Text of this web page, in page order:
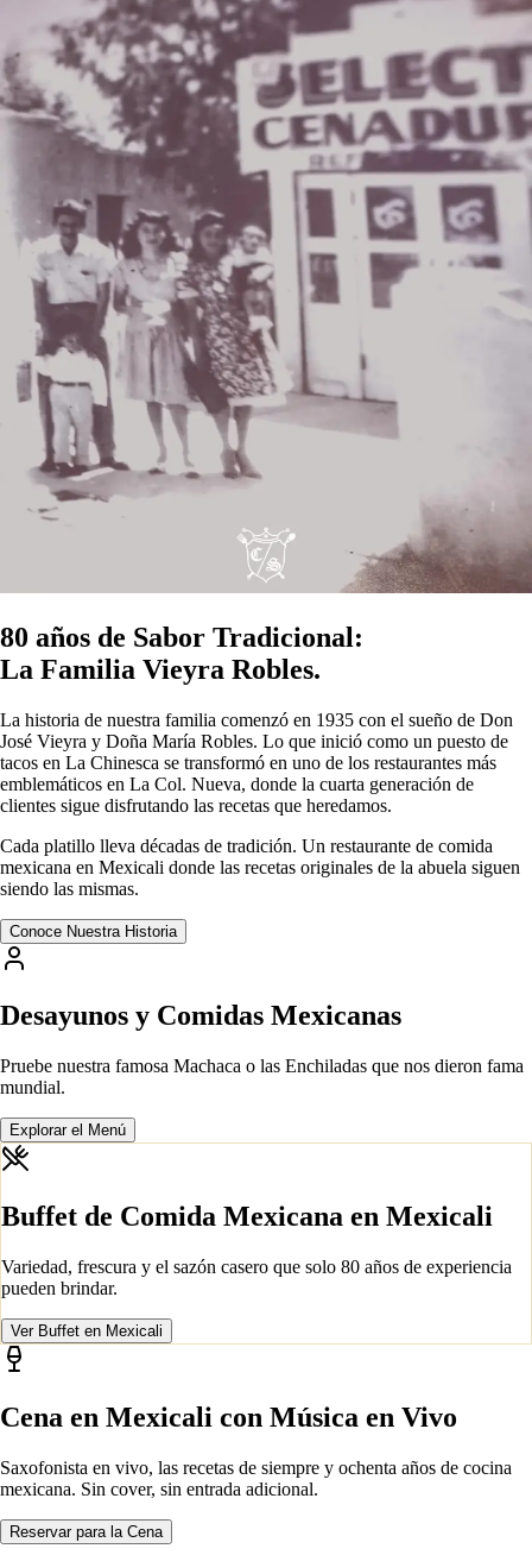
80 años de Sabor Tradicional:
La Familia Vieyra Robles.
La historia de nuestra familia comenzó en 1935 con el sueño de Don
José Vieyra y Doña María Robles. Lo que inició como un puesto de
tacos en La Chinesca se transformó en uno de los restaurantes más
emblemáticos en La Col. Nueva, donde la cuarta generación de
clientes sigue disfrutando las recetas que heredamos.
Cada platillo lleva décadas de tradición. Un restaurante de comida
mexicana en Mexicali donde las recetas originales de la abuela siguen
siendo las mismas.
Conoce Nuestra Historia
Desayunos y Comidas Mexicanas
Pruebe nuestra famosa Machaca o las Enchiladas que nos dieron fama
mundial.
Explorar el Menú
Buffet de Comida Mexicana en Mexicali
Variedad, frescura y el sazón casero que solo 80 años de experiencia
pueden brindar.
Ver Buffet en Mexicali
Cena en Mexicali con Música en Vivo
Saxofonista en vivo, las recetas de siempre y ochenta años de cocina
mexicana. Sin cover, sin entrada adicional.
Reservar para la Cena